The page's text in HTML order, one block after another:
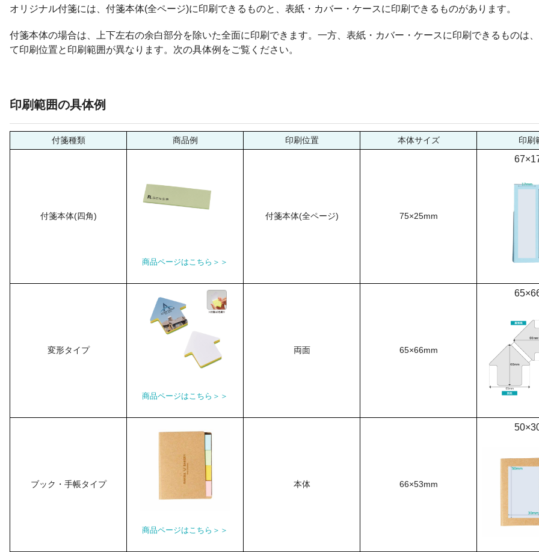
オリジナル付箋には、付箋本体(全ページ)に印刷できるものと、表紙・カバー・ケースに印刷できるものがあります。
付箋本体の場合は、上下左右の余白部分を除いた全面に印刷できます。一方、表紙・カバー・ケースに印刷できるものは
て印刷位置と印刷範囲が異なります。次の具体例をご覧ください。
印刷範囲の具体例
付箋種類 商品例 印刷位置 本体サイズ 印刷
付箋本体(四角)
商品ページはこちら＞＞
付箋本体(全ページ) 75×25mm
変形タイプ
商品ページはこちら＞＞
両面 65×66mm
ブック・手帳タイプ
商品ページはこちら＞＞
本体 66×53mm